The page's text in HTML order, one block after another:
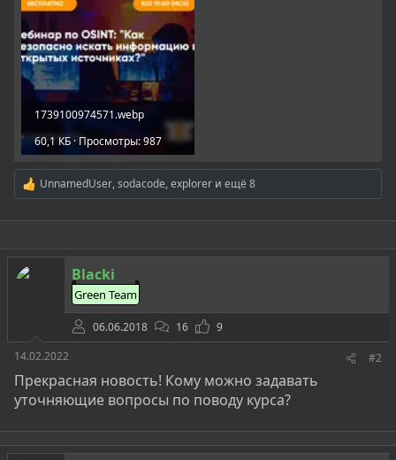
1739100974571.webp
60,1 КБ · Просмотры: 987
Р
е
а
ц
и
и
UnnamedUser,sodacode,explorer и ещё 8
Blacki
Green Team
06.06.2018 16
9
14.02.2022
#2
Прекрасная новость! Кому можно задавать
уточняющие вопросы по поводу курса?